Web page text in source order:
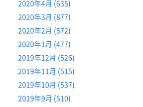
2020年4月 (635)
2020年3月 (877)
2020年2月 (572)
2020年1月 (477)
2019年12月 (526)
2019年11月 (515)
2019年10月 (537)
2019年9月 (510)